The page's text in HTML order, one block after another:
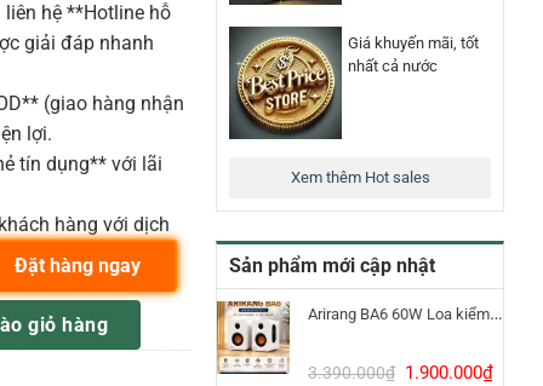
Giá khuyến mãi, tốt
nhất cả nước
Xem thêm Hot sales
Sản phẩm mới cập nhật
Arirang BA6 60W Loa kiểm âm Bluetooth 5.3
3.390.000₫ Giá
1.900.000₫Giá
hệ **Hotline hỗ
giải đáp nhanh
(giao hàng nhận
lợi.
tín dụng** với lãi
hàng với dịch
chống hú số lượng
giỏ hàng
Đặt hàng ngay